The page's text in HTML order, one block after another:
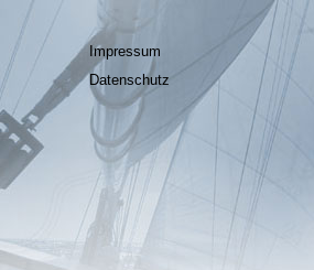
Impressum
Datenschutz